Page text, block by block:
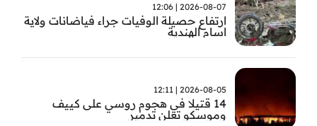
2026-08-07 | 12:06
ارتفاع حصيلة الوفيات جراء فياضانات ولاية
اسام الهندية
2026-08-05 | 12:11
14 قتيلا في هجوم روسي على كييف
وموسكو تعلن تدمير